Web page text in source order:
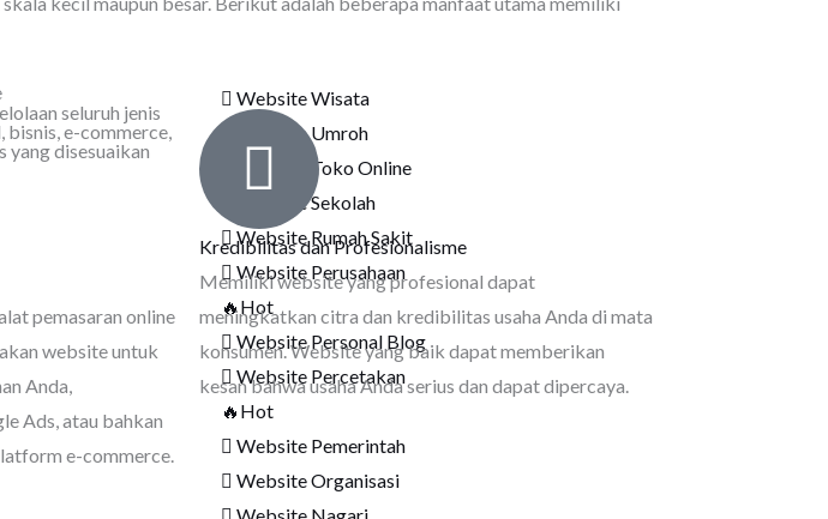
seluruh jenis
e-commerce,
disesuaikan
Website Wisata
Website Umroh
Wesbite Toko Online
Website Sekolah
Website Rumah Sakit
Website Perusahaan
🔥Hot
Website Personal Blog
Website Percetakan
🔥Hot
Website Pemerintah
Website Organisasi
Website Nagari
pemasaran online
website untuk
Anda,
Ads, atau bahkan
e-commerce.
Kredibilitas dan Profesionalisme
Memiliki website yang profesional dapat
meningkatkan citra dan kredibilitas usaha Anda di mata
konsumen. Website yang baik dapat memberikan
kesan bahwa usaha Anda serius dan dapat dipercaya.